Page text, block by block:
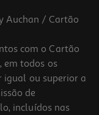
Auchan / Cartão
com o Cartão
em todos os
igual ou superior a
de
incluídos nas